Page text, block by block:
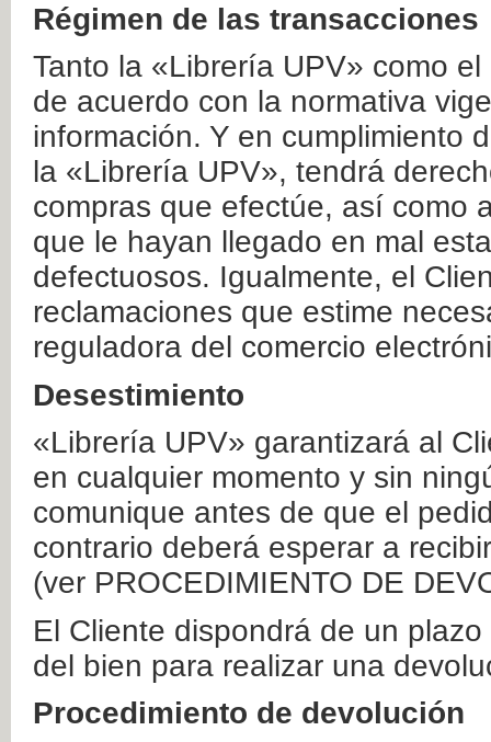
Régimen de las transacciones
Tanto la «Librería UPV» como
de acuerdo con la normativa
información. Y en cumplimiento
la «Librería UPV», tendrá
compras que efectúe, así como
que le hayan llegado en mal
defectuosos. Igualmente, el
reclamaciones que estime
reguladora del comercio
Desestimiento
«Librería UPV» garantizará al
en cualquier momento y sin
comunique antes de que el
contrario deberá esperar a
(ver PROCEDIMIENTO DE
El Cliente dispondrá de un
del bien para realizar una
Procedimiento de devolución